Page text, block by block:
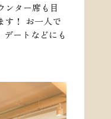
ンター席も目
す！ お一人で
ートなどにも